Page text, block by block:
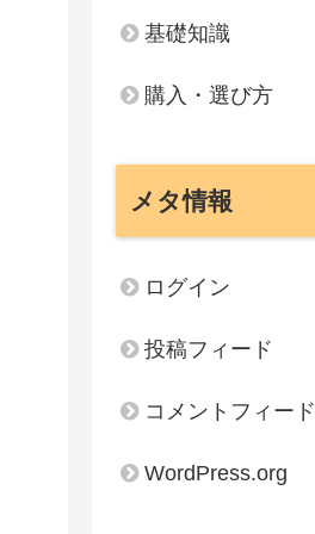
基礎知識
購入・選び方
メタ情報
ログイン
投稿フィード
コメントフィード
WordPress.org